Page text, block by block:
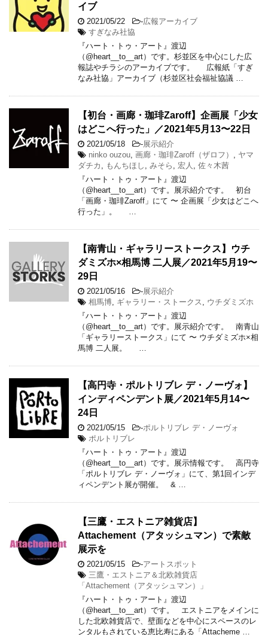
イブ
2021/05/22 -広報アーカイブ
すぎなみ社協
『ハート・トゥ・アート』渡辺
（@heart__to__art）です。杉並区を中心にした広
報誌やチラシのアーカイブです。 広報紙「すぎ
なみ社協」アーカイブ（杉並区社会福祉協議 …
【初台・画廊・珈琲Zaroff】企画展「少女
はどこへ行った」／2021年5月13〜22日
2021/05/18 -展示紹介
ninko ouzou 画廊・珈琲Zaroff（ザロフ）
ヤマ
ダチカ
もんちほし みそら 宏人
佐々木茜
『ハート・トゥ・アート』渡辺
（@heart__to__art）です。展示紹介です。 初台
「画廊・珈琲Zaroff」にて 〜 企画展「少女はどこへ
行った」。 …
【南青山・ギャラリーストークス】ウチ
ダミズホ×相馬博 二人展／2021年5月19〜
29日
2021/05/16 -展示紹介
相馬博 ギャラリー・ストークス
ウチダミズホ
『ハート・トゥ・アート』渡辺
（@heart__to__art）です。展示紹介です。 南青山
「ギャラリーストークス」にて 〜 ウチダミズホ×相
馬博 二人展。 …
【高円寺・ポルトリブレ デ・ノーヴォ】
インディペンデント展／2021年5月14〜
24日
2021/05/15 -ポルトリブレ デ・ノーヴォ
ポルトリブレ
『ハート・トゥ・アート』渡辺
（@heart__to__art）です。展示情報です。 高円寺
「ポルトリブレ デ・ノーヴォ」にて、第1回インデ
ィペンデント展が開催。 & …
【三鷹・エストニア雑貨店】
Attachement（アタッシュマン）で素敵
展示を
2021/05/15 -アートスポット
三鷹・エストニア＆北欧雑貨店
「Attachement（アタッシュマン）」
『ハート・トゥ・アート』渡辺
（@heart__to__art）です。 エストニアをメインに
した北欧雑貨店で、壁面などを中心にスペースのレ
ンタルもされている恵比寿にある「Attacheme …